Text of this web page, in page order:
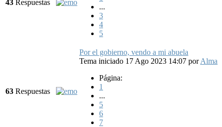
43 Respuestas
...
3
4
5
63 Respuestas
Por el gobierno, vendo a mi abuela
Tema iniciado 17 Ago 2023 14:07 porAlma
Página:
1
...
5
6
7